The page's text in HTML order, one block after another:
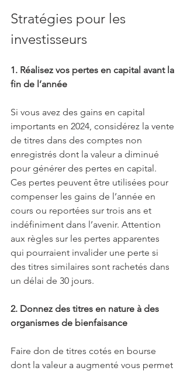
Stratégies pour les
investisseurs
1. Réalisez vos pertes en capital avant la
fin de l’année
Si vous avez des gains en capital
importants en 2024, considérez la vente
de titres dans des comptes non
enregistrés dont la valeur a diminué
pour générer des pertes en capital.
Ces pertes peuvent être utilisées pour
compenser les gains de l’année en
cours ou reportées sur trois ans et
indéfiniment dans l’avenir. Attention
aux règles sur les pertes apparentes
qui pourraient invalider une perte si
des titres similaires sont rachetés dans
un délai de 30 jours.
2. Donnez des titres en nature à des
organismes de bienfaisance
Faire don de titres cotés en bourse
dont la valeur a augmenté vous permet